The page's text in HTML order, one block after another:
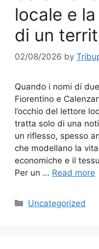
locale e
di un
02/08/2026 by
Quando i nomi di
Fiorentino e
l’occhio del lettore
tratta solo di una
un riflesso, spesso
che modellano la
economiche e il
Per un … Read more
Categories
Uncategorized